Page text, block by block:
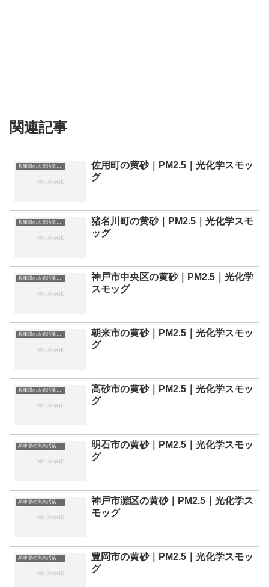
関連記事
兵庫県の大気汚染・PM2.5・黄砂・エアロゾルの数値
佐用町の黄砂｜PM2.5｜光化学スモッ
グ
兵庫県の大気汚染・PM2.5・黄砂・エアロゾルの数値
猪名川町の黄砂｜PM2.5｜光化学スモ
ッグ
兵庫県の大気汚染・PM2.5・黄砂・エアロゾルの数値
神戸市中央区の黄砂｜PM2.5｜光化学
スモッグ
兵庫県の大気汚染・PM2.5・黄砂・エアロゾルの数値
朝来市の黄砂｜PM2.5｜光化学スモッ
グ
兵庫県の大気汚染・PM2.5・黄砂・エアロゾルの数値
高砂市の黄砂｜PM2.5｜光化学スモッ
グ
兵庫県の大気汚染・PM2.5・黄砂・エアロゾルの数値
明石市の黄砂｜PM2.5｜光化学スモッ
グ
兵庫県の大気汚染・PM2.5・黄砂・エアロゾルの数値
神戸市灘区の黄砂｜PM2.5｜光化学ス
モッグ
兵庫県の大気汚染・PM2.5・黄砂・エアロゾルの数値
豊岡市の黄砂｜PM2.5｜光化学スモッ
グ